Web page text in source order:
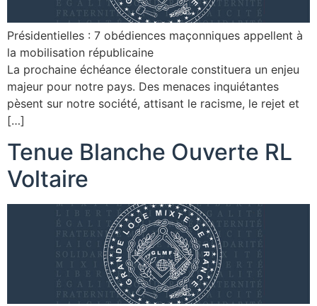
Présidentielles : 7 obédiences maçonniques appellent à
la mobilisation républicaine
La prochaine échéance électorale constituera un enjeu
majeur pour notre pays. Des menaces inquiétantes
pèsent sur notre société, attisant le racisme, le rejet et
[…]
Tenue Blanche Ouverte RL
Voltaire